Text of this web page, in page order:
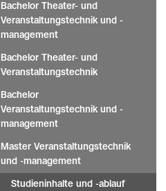
Bachelor Theater- und
Veranstaltungstechnik und -
management
Bachelor Theater- und
Veranstaltungstechnik
Bachelor
Veranstaltungstechnik und -
management
Master Veranstaltungstechnik
und -management
Studieninhalte und -ablauf